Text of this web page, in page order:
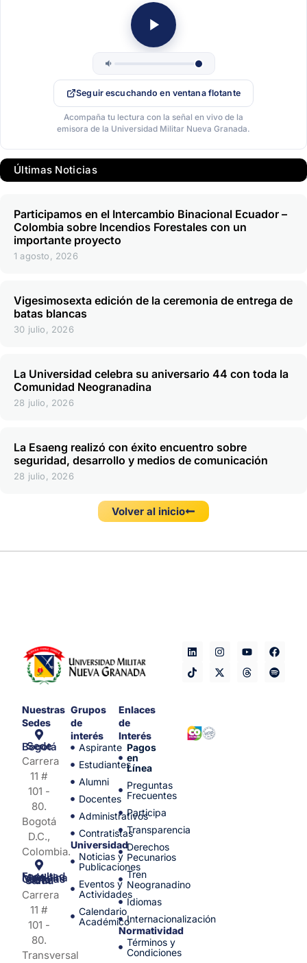
Seguir escuchando en ventana flotante
Acompaña tu lectura con la señal en vivo de la
emisora de la Universidad Militar Nueva Granada.
Últimas Noticias
Participamos en el Intercambio Binacional Ecuador –
Colombia sobre Incendios Forestales con un
importante proyecto
1 agosto, 2026
Vigesimosexta edición de la ceremonia de entrega de
batas blancas
30 julio, 2026
La Universidad celebra su aniversario 44 con toda la
Comunidad Neogranadina
28 julio, 2026
La Esaeng realizó con éxito encuentro sobre
seguridad, desarrollo y medios de comunicación
28 julio, 2026
Volver al inicio
Nuestras
Sedes
Sede Bogotá
Carrera
11 #
101 -
80.
Bogotá
D.C.,
Colombia.
Facultad de Medicina y Ciencias de la Salud
Carrera
11 #
101 -
80.
Transversal
Grupos
de
interés
Aspirante
Estudiantes
Alumni
Docentes
Administrativos
Contratistas
Universidad
Noticias y
Publicaciones
Eventos y
Actividades
Calendario
Académico
Enlaces
de
Interés
Pagos
en
Línea
Preguntas
Frecuentes
Participa
Transparencia
Derechos
Pecunarios
Tren
Neogranadino
Idiomas
Internacionalización
Normatividad
Términos y
Condiciones